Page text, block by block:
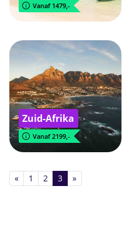
Vanaf 1479,-
Zuid-Afrika
Vanaf 2199,-
« 1 2 3 »